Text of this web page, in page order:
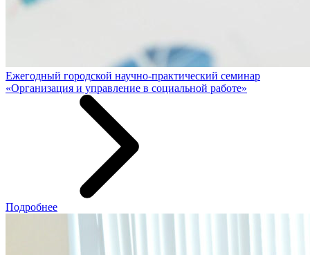
Ежегодный городской научно-практический семинар
«Организация и управление в социальной работе»
Подробнее